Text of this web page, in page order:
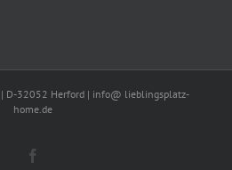
| D-32052 Herford | info@ lieblingsplatz-
home.de